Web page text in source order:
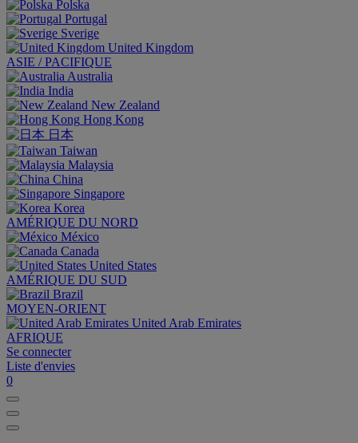
Polska
Portugal
Sverige
United Kingdom
ASIE / PACIFIQUE
Australia
India
New Zealand
Hong Kong
日本
Taiwan
Malaysia
China
Singapore
Korea
AMÉRIQUE DU NORD
México
Canada
United States
AMÉRIQUE DU SUD
Brazil
MOYEN-ORIENT
United Arab Emirates
AFRIQUE
Se connecter
Liste d'envies
0